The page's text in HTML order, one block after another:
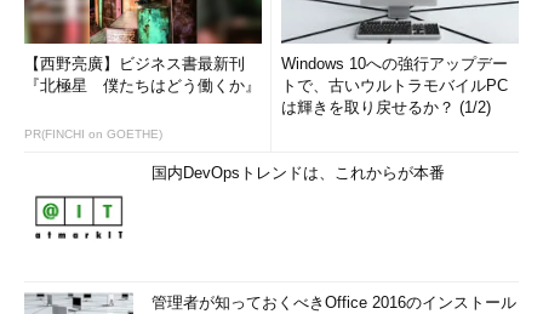
目次に戻る
システム全体をアップデートする
パッケージ名を指定せずに「
と、システム全体がアップデートされます（
画面4
）。この場合
ートを実行します（
に「-y」オプションを追加して、確認メッセージを省略しましょ
【西野亮廣】ビジネス書最新刊
『北極星 僕たちはどう働くか』
PR(FINCHI on GOETHE)
Windows 10への強行アップデー
トで、古いウルトラモバイルPC
は輝きを取り戻せるか？ (1/2)
国内DevOpsトレンドは、これからが本番
管理者が知っておくべきOffice 2016のインストール